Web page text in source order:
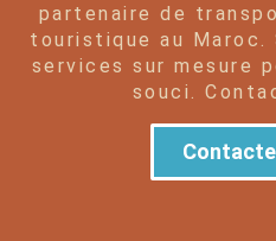
partenaire de
touristique au
services sur mesure
souci.